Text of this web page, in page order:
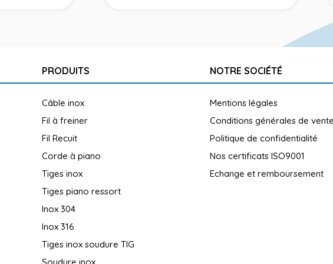
PRODUITS
Câble inox
Fil à freiner
Fil Recuit
Corde à piano
Tiges inox
Tiges piano ressort
Inox 304
Inox 316
Tiges inox soudure TIG
Soudure inox
NOTRE SOCIÉTÉ
Mentions légales
Conditions générales de
Politique de confidentialité
Nos certificats ISO9001
Echange et remboursement